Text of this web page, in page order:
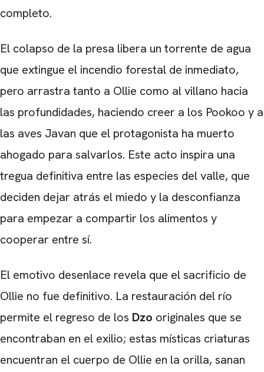
completo.
El colapso de la presa libera un torrente de agua
que extingue el incendio forestal de inmediato,
pero arrastra tanto a Ollie como al villano hacia
las profundidades, haciendo creer a los Pookoo y a
las aves Javan que el protagonista ha muerto
ahogado para salvarlos. Este acto inspira una
tregua definitiva entre las especies del valle, que
deciden dejar atrás el miedo y la desconfianza
para empezar a compartir los alimentos y
cooperar entre sí.
El emotivo desenlace revela que el sacrificio de
Ollie no fue definitivo. La restauración del río
permite el regreso de los Dzo originales que se
encontraban en el exilio; estas místicas criaturas
encuentran el cuerpo de Ollie en la orilla, sanan